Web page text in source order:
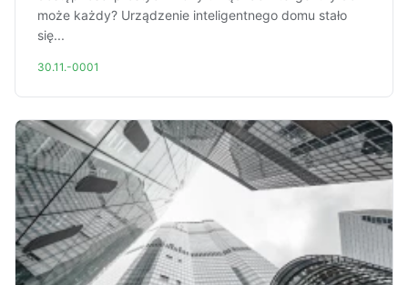
może każdy? Urządzenie inteligentnego domu stało
się...
30.11.-0001